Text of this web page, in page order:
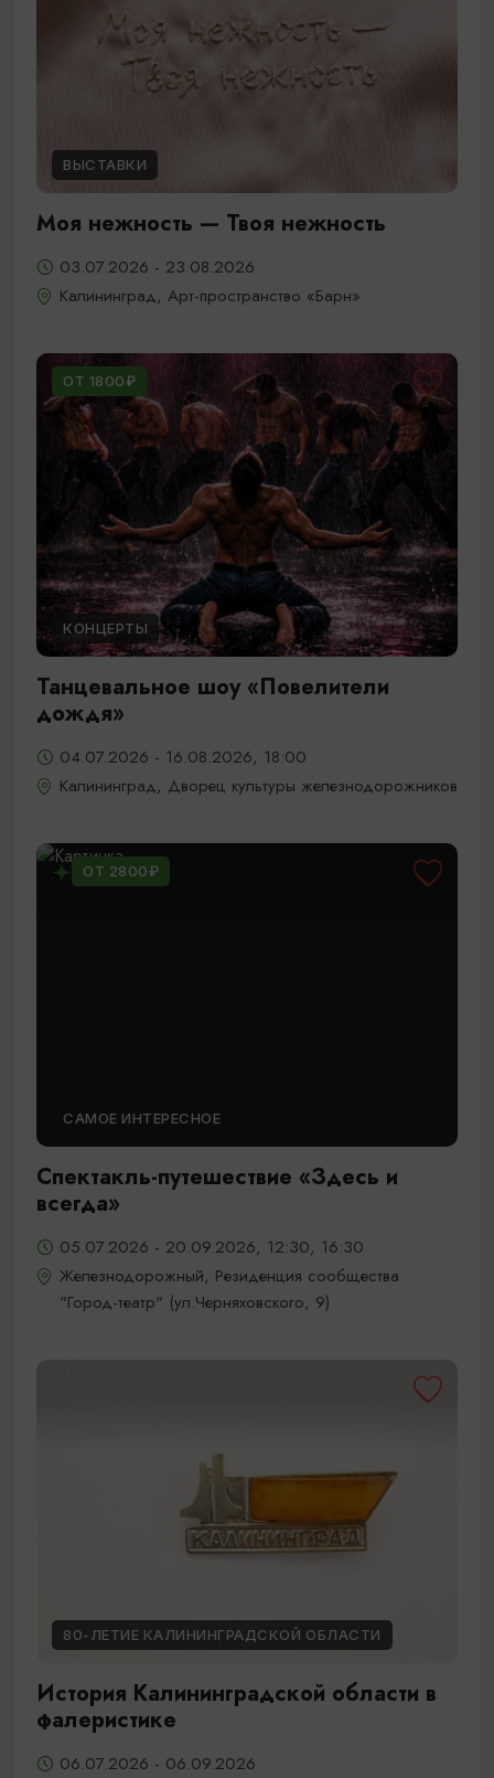
ВЫСТАВКИ
Моя нежность — Твоя нежность
03.07.2026 - 23.08.2026
Калининград, Арт-пространство «Барн»
ОТ 1800₽
КОНЦЕРТЫ
Танцевальное шоу «Повелители
дождя»
04.07.2026 - 16.08.2026, 18:00
Калининград, Дворец культуры железнодорожников
ОТ 2800₽
САМОЕ ИНТЕРЕСНОЕ
Спектакль-путешествие «Здесь и
всегда»
05.07.2026 - 20.09.2026, 12:30, 16:30
Железнодорожный, Резиденция сообщества
"Город-театр" (ул.Черняховского, 9)
80-ЛЕТИЕ КАЛИНИНГРАДСКОЙ ОБЛАСТИ
История Калининградской области в
фалеристике
06.07.2026 - 06.09.2026